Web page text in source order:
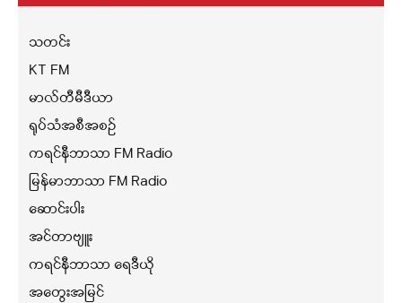
သတင်း
KT FM
မာလ်တီမီဒီယာ
ရုပ်သံအစီအစဉ်
ကရင်နီဘာသာ FM Radio
မြန်မာဘာသာ FM Radio
ဆောင်းပါး
အင်တာဗျူး
ကရင်နီဘာသာ ရေဒီယို
အတွေးအမြင်